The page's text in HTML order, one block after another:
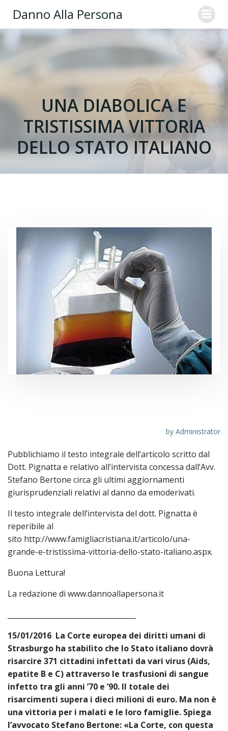
Danno Alla Persona
UNA DIABOLICA E
TRISTISSIMA VITTORIA
DELLO STATO ITALIANO
by Administrator
Pubblichiamo il testo integrale dell’articolo scritto dal
Dott. Pignatta e relativo all’intervista concessa dall’Avv.
Stefano Bertone circa gli ultimi aggiornamenti
giurisprudenziali relativi al danno da emoderivati.
Il testo integrale dell’intervista del dott. Pignatta è
reperibile al
sito http://www.famigliacristiana.it/articolo/una-
grande-e-tristissima-vittoria-dello-stato-italiano.aspx.
Buona Lettura!
La redazione di www.dannoallapersona.it
15/01/2016 La Corte europea dei diritti umani di
Strasburgo ha stabilito che lo Stato italiano dovrà
risarcire 371 cittadini infettati da vari virus (Aids,
epatite B e C) attraverso le trasfusioni di sangue
infetto tra gli anni ’70 e ’90. Il totale dei
risarcimenti supera i dieci milioni di euro. Ma non è
una vittoria per i malati e le loro famiglie. Spiega
l’avvocato Stefano Bertone: «La Corte, con questa